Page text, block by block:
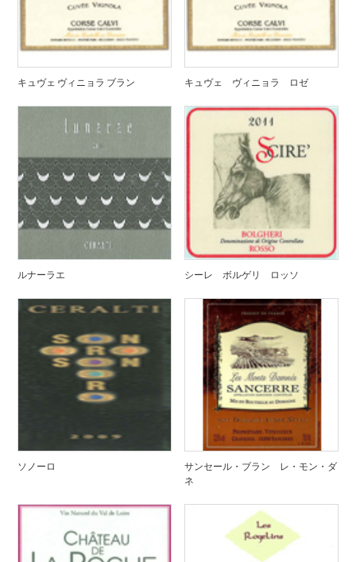
キュヴェ ヴィニョラ ブラン キュヴェ ヴィニョラ ロゼ
ルナーラエ シーレ ボルゲリ ロッソ
ソノーロ
サンセール・ブラン レ・モン・ダ
ネ